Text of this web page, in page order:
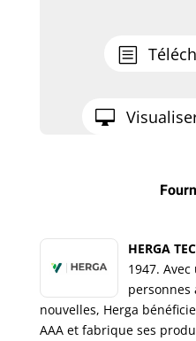
HERGA
1947.
personnes
nouvelles, Herga
AAA et fabrique ses